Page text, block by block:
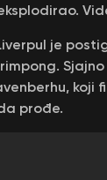
je
koji
prođe.